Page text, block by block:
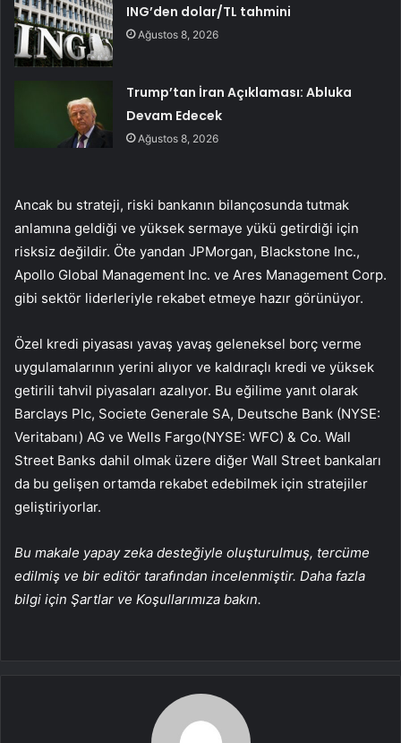
ING’den dolar/TL tahmini
Ağustos 8, 2026
Trump’tan İran Açıklaması: Abluka
Devam Edecek
Ağustos 8, 2026
Ancak bu strateji, riski bankanın bilançosunda tutmak
anlamına geldiği ve yüksek sermaye yükü getirdiği için
risksiz değildir. Öte yandan JPMorgan, Blackstone Inc.,
Apollo Global Management Inc. ve Ares Management Corp.
gibi sektör liderleriyle rekabet etmeye hazır görünüyor.
Özel kredi piyasası yavaş yavaş geleneksel borç verme
uygulamalarının yerini alıyor ve kaldıraçlı kredi ve yüksek
getirili tahvil piyasaları azalıyor. Bu eğilime yanıt olarak
Barclays Plc, Societe Generale SA, Deutsche Bank (NYSE:
Veritabanı) AG ve Wells Fargo(NYSE: WFC) & Co. Wall
Street Banks dahil olmak üzere diğer Wall Street bankaları
da bu gelişen ortamda rekabet edebilmek için stratejiler
geliştiriyorlar.
Bu makale yapay zeka desteğiyle oluşturulmuş, tercüme
edilmiş ve bir editör tarafından incelenmiştir. Daha fazla
bilgi için Şartlar ve Koşullarımıza bakın.